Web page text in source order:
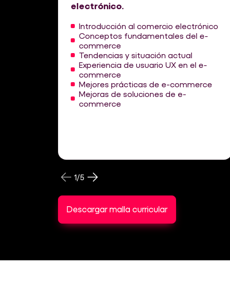
electrónico.
Introducción al comercio electrónico
Conceptos fundamentales del e-
commerce
Tendencias y situación actual
Experiencia de usuario UX en el e-
commerce
Mejores prácticas de e-commerce
Mejoras de soluciones de e-
commerce
1/5
Descargar malla curricular